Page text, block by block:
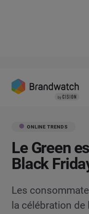
ONLINE TRENDS
Le Green
Black
Les
la célébration